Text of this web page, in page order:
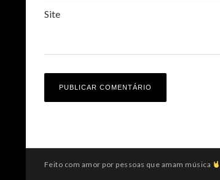
Site
Feito com amor por pessoas que amam música